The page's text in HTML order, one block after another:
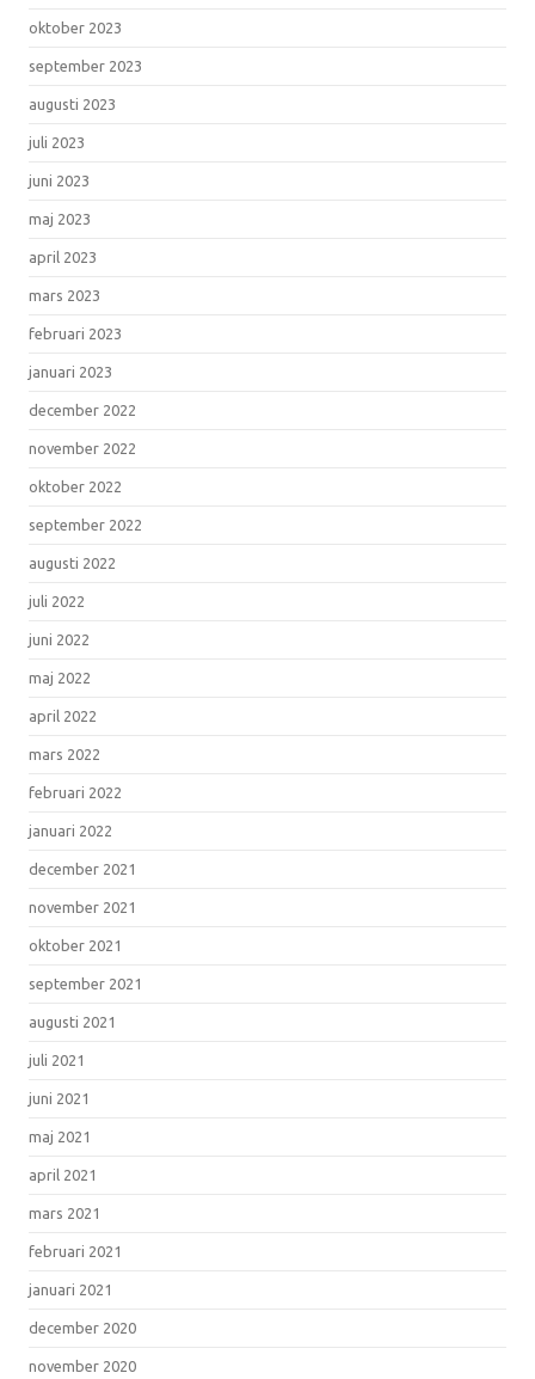
oktober 2023
september 2023
augusti 2023
juli 2023
juni 2023
maj 2023
april 2023
mars 2023
februari 2023
januari 2023
december 2022
november 2022
oktober 2022
september 2022
augusti 2022
juli 2022
juni 2022
maj 2022
april 2022
mars 2022
februari 2022
januari 2022
december 2021
november 2021
oktober 2021
september 2021
augusti 2021
juli 2021
juni 2021
maj 2021
april 2021
mars 2021
februari 2021
januari 2021
december 2020
november 2020